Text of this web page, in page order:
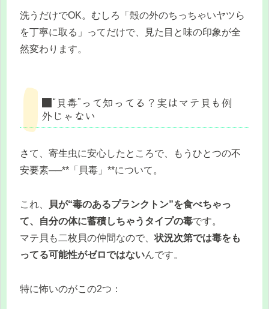
洗うだけでOK。むしろ「殻の外のちっちゃいヤツら
を丁寧に取る」ってだけで、見た目と味の印象が全
然変わります。
■“貝毒”って知ってる？実はマテ貝も例
外じゃない
さて、寄生虫に安心したところで、もうひとつの不
安要素──**「貝毒」**について。
これ、
貝が“毒のあるプランクトン”を食べちゃっ
て、自分の体に蓄積しちゃうタイプの毒です。
マテ貝も二枚貝の仲間なので、状況次第では毒をも
ってる可能性がゼロではないんです。
特に怖いのがこの2つ：